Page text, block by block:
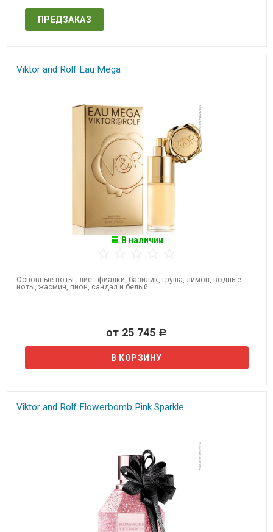
ПРЕДЗАКАЗ
Viktor and Rolf​ Eau Mega
В наличии
Основные ноты - лист фиалки, базилик, груша, лимон, водные
ноты, жасмин, пион, сандал и белый...
от 25 745 Р
Viktor and Rolf​ Flowerbomb Pink Sparkle